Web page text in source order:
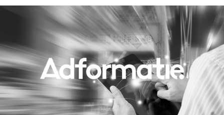
Menu
Home
9 sept: GenAI-training